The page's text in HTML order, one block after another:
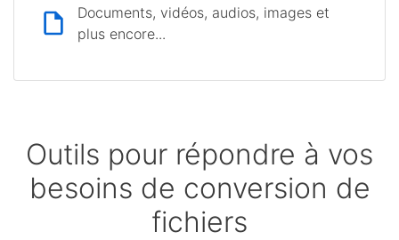
Documents, vidéos, audios, images et
plus encore...
Outils pour répondre à vos
besoins de conversion de
fichiers